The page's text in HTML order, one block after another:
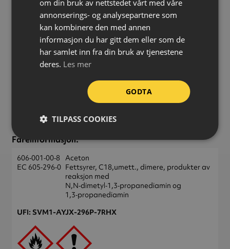
kartongen.
Les guide
Lagres frostfritt
Forpakning:Krt á 12 stk
Fareinformasjon:
606‑001‑00‑8
Aceton
EC 605‑296‑0 Fettsyrer, C18,umett., dimere, produkter av
reaksjon med
N,N‑dimetyl‑1,3‑propanediamin og
1,3‑propanediamin
UFI: SVM1-AYJX-296P-7RHX
om din bruk av nettstedet vårt med våre
annonserings- og analysepartnere som
kan kombinere den med annen
informasjon du har gitt dem eller som de
har samlet inn fra din bruk av tjenestene
deres. Les mer
GODTA
TILPASS COOKIES